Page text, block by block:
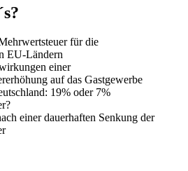
für die
EU-Ländern
einer
auf das Gastgewerbe
19% oder 7%
einer dauerhaften Senkung der